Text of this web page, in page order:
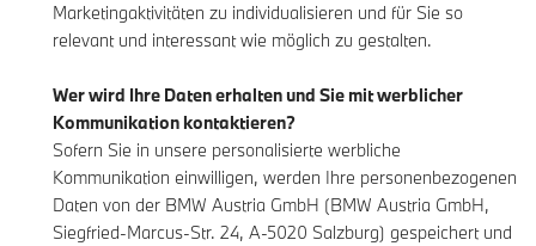
Marketingaktivitäten zu individualisieren und für Sie so
relevant und interessant wie möglich zu gestalten.
Wer wird Ihre Daten erhalten und Sie mit werblicher
Kommunikation kontaktieren?
Sofern Sie in unsere personalisierte werbliche
Kommunikation einwilligen, werden Ihre personenbezogenen
Daten von der BMW Austria GmbH (BMW Austria GmbH,
Siegfried-Marcus-Str. 24, A-5020 Salzburg) gespeichert und